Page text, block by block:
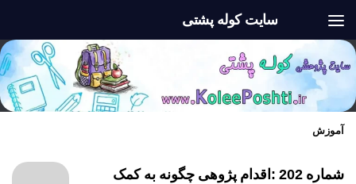
سایت کوله پشتی
آموزش
شماره 202 :اقدام پژوهی چگونه به کمک